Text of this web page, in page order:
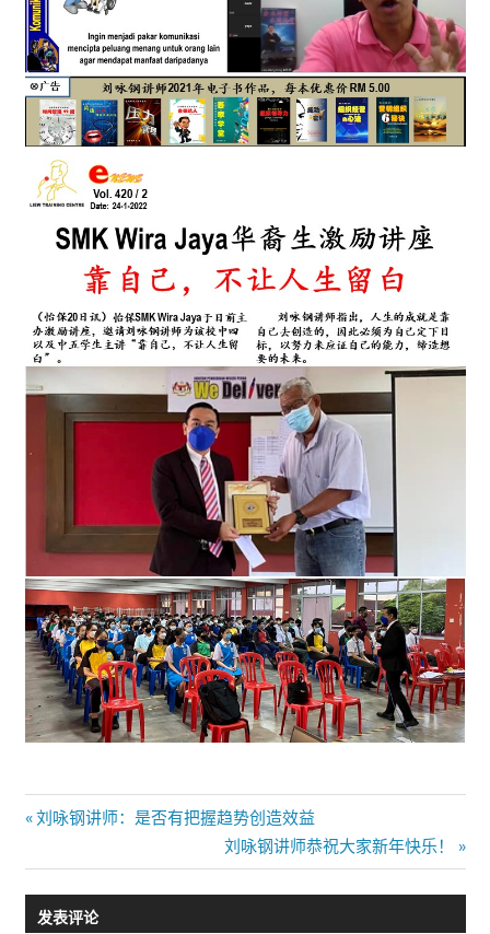
文
章
导
Previous
刘咏钢讲师：是否有把握趋势创造效益
Next
Post:
刘咏钢讲师恭祝大家新年快乐！
发表评论